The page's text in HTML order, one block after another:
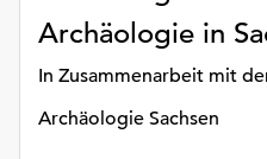
unserer
Datenschutzerklärung
oder
Impressum
Archäologie in
In Zusammenarbeit mit
Archäologie Sachsen